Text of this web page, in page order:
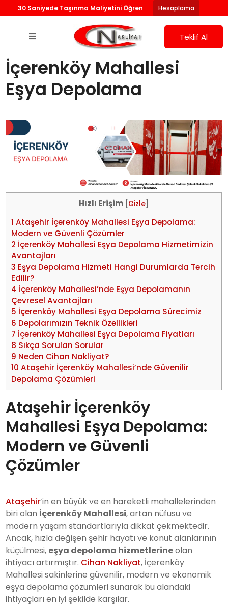
30 Saniyede Taşınma Maliyetini Öğren Hesaplama
Teklif Al
İçerenköy Mahallesi
Eşya Depolama
Hızlı Erişim Gizle
1 Ataşehir İçerenköy Mahallesi Eşya Depolama:
Modern ve Güvenli Çözümler
2 İçerenköy Mahallesi Eşya Depolama Hizmetimizin
Avantajları
3 Eşya Depolama Hizmeti Hangi Durumlarda Tercih
Edilir?
4 İçerenköy Mahallesi’nde Eşya Depolamanın
Çevresel Avantajları
5 İçerenköy Mahallesi Eşya Depolama Sürecimiz
6 Depolarımızın Teknik Özellikleri
7 İçerenköy Mahallesi Eşya Depolama Fiyatları
8 Sıkça Sorulan Sorular
9 Neden Cihan Nakliyat?
10 Ataşehir İçerenköy Mahallesi’nde Güvenilir
Depolama Çözümleri
Ataşehir İçerenköy
Mahallesi Eşya Depolama:
Modern ve Güvenli
Çözümler
Ataşehir’in en büyük ve en hareketli mahallelerinden
biri olan İçerenköy Mahallesi, artan nüfusu ve
modern yaşam standartlarıyla dikkat çekmektedir.
Ancak, hızla değişen şehir hayatı ve konut alanlarının
küçülmesi, eşya depolama hizmetlerineolan
ihtiyacı artırmıştır. Cihan Nakliyat, İçerenköy
Mahallesi sakinlerine güvenilir, modern ve ekonomik
eşya depolama çözümleri sunarak bu alandaki
ihtiyaçları en iyi şekilde karşılar.